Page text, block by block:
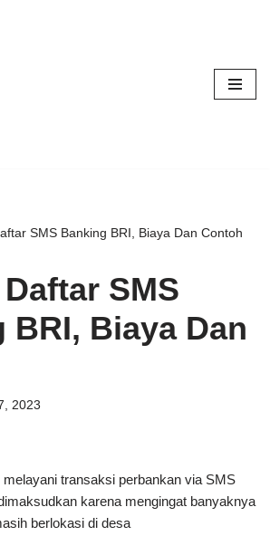
SMS Banking BRI, Biaya Dan Contoh
SMS
BRI, Biaya Dan
2023
transaksi perbankan via SMS
karena mengingat banyaknya
berlokasi di desa